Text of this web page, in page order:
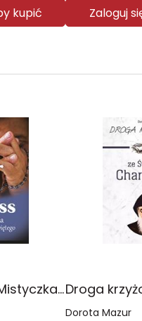
kupić Zaloguj
Barbara Kloss. Mistyczka różańca świętego
Dorota Mazur